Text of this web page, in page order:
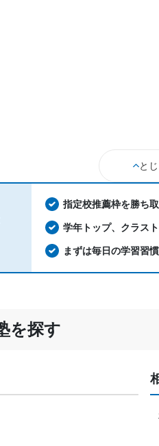
と
指定校推薦枠を勝ち
学年トップ、クラス
まずは毎日の学習習
を探す